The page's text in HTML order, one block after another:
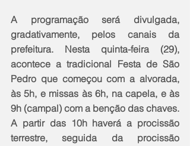
A programação será divulgada,
gradativamente, pelos canais da
prefeitura. Nesta quinta-feira (29),
acontece a tradicional Festa de São
Pedro que começou com a alvorada,
às 5h, e missas às 6h, na capela, e às
9h (campal) com a benção das chaves.
A partir das 10h haverá a procissão
terrestre, seguida da procissão